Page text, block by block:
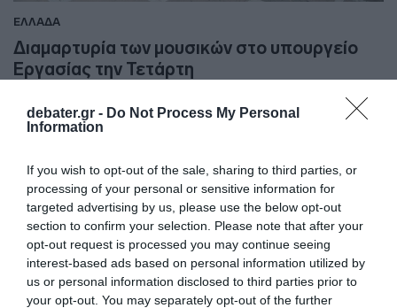
debater.gr - Do Not Process My Personal
Information
If you wish to opt-out of the sale, sharing to third parties, or
processing of your personal or sensitive information for
targeted advertising by us, please use the below opt-out
section to confirm your selection. Please note that after your
opt-out request is processed you may continue seeing
interest-based ads based on personal information utilized by
us or personal information disclosed to third parties prior to
your opt-out. You may separately opt-out of the further
ΕΛΛΑΔΑ
Διαμαρτυρία των μουσικών στο υπουργείο
Εργασίας την Τετάρτη
Τι αναφέρει η ανακοίνωση του Πανελλήνιου Μουσικού
Συλλόγου